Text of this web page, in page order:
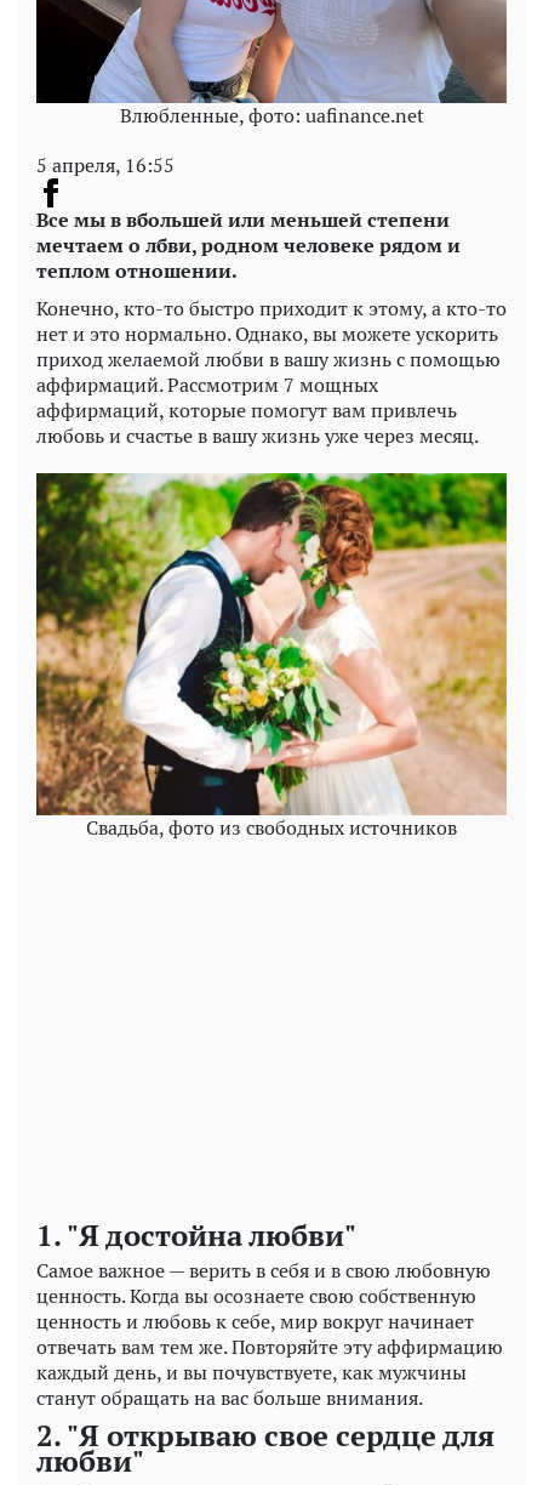
Влюбленные, фото: uafinance.net
5 апреля, 16:55
Все мы в вбольшей или меньшей степени
мечтаем о лбви, родном человеке рядом и
теплом отношении.
Конечно, кто-то быстро приходит к этому, а кто-то
нет и это нормально. Однако, вы можете ускорить
приход желаемой любви в вашу жизнь с помощью
аффирмаций. Рассмотрим 7 мощных
аффирмаций, которые помогут вам привлечь
любовь и счастье в вашу жизнь уже через месяц.
Свадьба, фото из свободных источников
1. "Я достойна любви"
Самое важное — верить в себя и в свою любовную
ценность. Когда вы осознаете свою собственную
ценность и любовь к себе, мир вокруг начинает
отвечать вам тем же. Повторяйте эту аффирмацию
каждый день, и вы почувствуете, как мужчины
станут обращать на вас больше внимания.
2. "Я открываю свое сердце для
любви"